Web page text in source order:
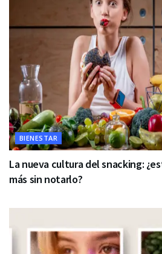
BIENESTAR
La nueva cultura del snacking:
más sin notarlo?